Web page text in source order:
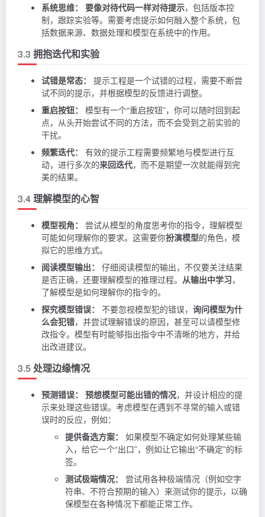
系统思维：
要像对待代码一样对待提示，包括版本控
制，跟踪实验等。需要考虑提示如何融入整个系统，包
括数据来源、数据处理和模型在系统中的作用。
3.3 拥抱迭代和实验
试错是常态：
提示工程是一个试错的过程，需要不断尝
试不同的提示，并根据模型的反馈进行调整。
重启按钮：
模型有一个“重启按钮”，你可以随时回到起
点，从头开始尝试不同的方法，而不会受到之前实验的
干扰。
频繁迭代：
有效的提示工程需要频繁地与模型进行互
动，进行多次的来回迭代，而不是期望一次就能得到完
美的结果。
3.4理解模型的心智
模型视角：
尝试从模型的角度思考你的指令，理解模型
可能如何理解你的要求。这需要你扮演模型的角色，模
拟它的思维方式。
阅读模型输出：
仔细阅读模型的输出，不仅要关注结果
是否正确，还要理解模型的推理过程。 从输出中学习，
了解模型是如何理解你的指令的。
探究模型错误：
不要忽视模型犯的错误， 询问模型为什
么会犯错，并尝试理解错误的原因，甚至可以请模型修
改指令。模型有时能够指出指令中不清晰的地方，并给
出改进建议。
3.5 处理边缘情况
预测错误： 预想模型可能出错的情况，并设计相应的提
示来处理这些错误。考虑模型在遇到不寻常的输入或错
误时的反应，例如：
提供备选方案：
如果模型不确定如何处理某些输
入，给它一个“出口”，例如让它输出“不确定”的标
签。
测试极端情况：
尝试用各种极端情况（例如空字
符串、不符合预期的输入）来测试你的提示，以确
保模型在各种情况下都能正常工作。